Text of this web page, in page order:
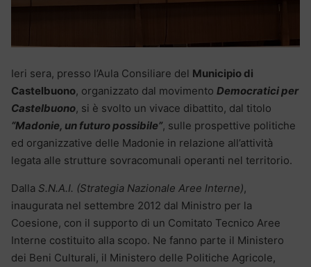
Ieri sera, presso l’Aula Consiliare del Municipio di
Castelbuono, organizzato dal movimento Democratici per
Castelbuono, si è svolto un vivace dibattito, dal titolo
“Madonie, un futuro possibile”, sulle prospettive politiche
ed organizzative delle Madonie in relazione all’attività
legata alle strutture sovracomunali operanti nel territorio.
Dalla S.N.A.I. (Strategia Nazionale Aree Interne),
inaugurata nel settembre 2012 dal Ministro per la
Coesione, con il supporto di un Comitato Tecnico Aree
Interne costituito alla scopo. Ne fanno parte il Ministero
dei Beni Culturali, il Ministero delle Politiche Agricole,